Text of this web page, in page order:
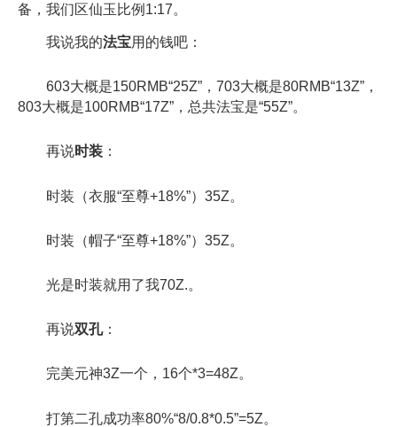
备，我们区仙玉比例1:17。
我说我的法宝用的钱吧：
603大概是150RMB“25Z”，703大概是80RMB“13Z”，
803大概是100RMB“17Z”，总共法宝是“55Z”。
再说时装 ：
时装（衣服“至尊+18%”）35Z。
时装（帽子“至尊+18%”）35Z。
光是时装就用了我70Z.。
再说双孔：
完美元神3Z一个，16个*3=48Z。
打第二孔成功率80%“8/0.8*0.5”=5Z。